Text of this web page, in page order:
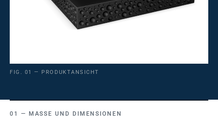
FIG. 01 — PRODUKTANSICHT
MASSE UND DIMENSIONEN